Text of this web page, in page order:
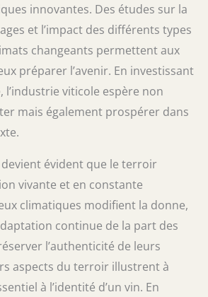
innovantes. Des études sur la
et l’impact des différents types
changeants permettent aux
préparer l’avenir. En investissant
l’industrie viticole espère non
mais également prospérer dans
devient évident que le terroir
vivante et en constante
climatiques modifient la donne,
continue de la part des
l’authenticité de leurs
aspects du terroir illustrent à
à l’identité d’un vin. En